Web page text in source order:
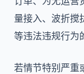
量接入、波折搅
等违法违规行为
若情节特别严重